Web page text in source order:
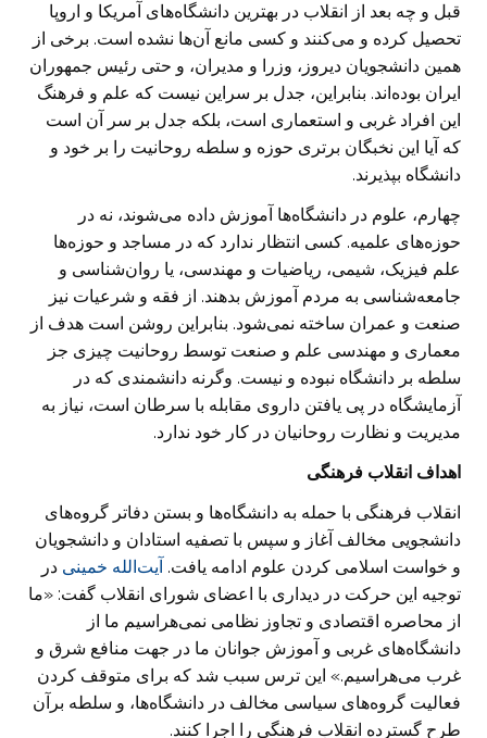
قبل و چه بعد از انقلاب در بهترین دانشگاه‌های آمریکا و اروپا
تحصیل کرده و می‌کنند و کسی مانع آن‌ها نشده است. برخی از
همین دانشجویان دیروز، وزرا و مدیران، و حتی رئیس جمهوران
ایران بوده‌اند. بنابراین، جدل بر سراین نیست که علم و فرهنگ
این افراد غربی و استعماری است، بلکه جدل بر سر آن است
که آیا این نخبگان برتری حوزه و سلطه روحانیت را بر خود و
دانشگاه بپذیرند.
چهارم، علوم در دانشگاه‌ها آموزش داده می‌شوند، نه در
حوزه‌های علمیه. کسی انتظار ندارد که در مساجد و حوزه‌ها
علم فیزیک، شیمی، ریاضیات و مهندسی، یا روان‌شناسی و
جامعه‌شناسی به مردم آموزش بدهند. از فقه و شرعیات نیز
صنعت و عمران ساخته نمی‌شود. بنابراین روشن است هدف از
معماری و مهندسی علم و صنعت توسط روحانیت چیزی جز
سلطه بر دانشگاه نبوده و نیست. وگرنه دانشمندی که در
آزمایشگاه در پی یافتن داروی مقابله با سرطان است، نیاز به
مدیریت و نظارت روحانیان در کار خود ندارد.
اهداف انقلاب فرهنگی
انقلاب فرهنگی با حمله به دانشگاه‌ها و بستن دفا‌تر گروه‌های
دانشجویی مخالف آغاز و سپس با تصفیه استادان و دانشجویان
و خواست اسلامی کردن علوم ادامه یافت. آیت‌الله خمینی در
توجیه این حرکت در دیداری با اعضای شورای انقلاب گفت: «ما
از محاصره اقتصادی و تجاوز نظامی نمی‌هراسیم ما از
دانشگاه‌های غربی و آموزش جوانان ما در جهت منافع شرق و
غرب می‌هراسیم.» این ترس سبب شد که برای متوقف کردن
فعالیت گروه‌های سیاسی مخالف در دانشگاه‌ها، و سلطه برآن
طرح گسترده انقلاب فرهنگی را اجرا کنند.